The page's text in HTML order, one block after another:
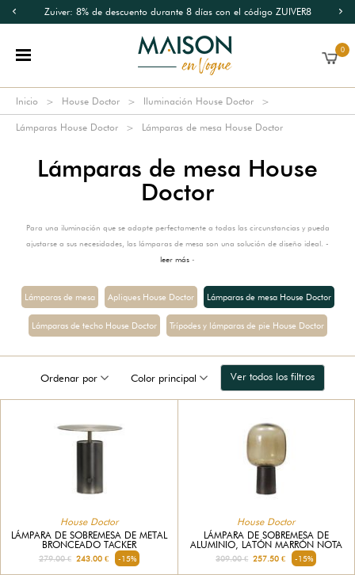
Zuiver: 8% de descuento durante 8 días con el código ZUIVER8
0
Inicio House Doctor Iluminación House Doctor
Lámparas House Doctor Lámparas de mesa House Doctor
Lámparas de mesa House
Doctor
Para una iluminación que se adapte perfectamente a todas las circunstancias y pueda
ajustarse a sus necesidades, las lámparas de mesa son una solución de diseño ideal. -
leer más -
Lámparas de mesa Apliques House Doctor Lámparas de mesa House Doctor
Lámparas de techo House Doctor Trípodes y lámparas de pie House Doctor
Ordenar por Color principal Ver todos los filtros
House Doctor
LÁMPARA DE SOBREMESA DE METAL
BRONCEADO TACKER
279.00 €243.00 € -15%
House Doctor
LÁMPARA DE SOBREMESA DE
ALUMINIO, LATÓN MARRÓN NOTA
309.00 € 257.50 € -15%